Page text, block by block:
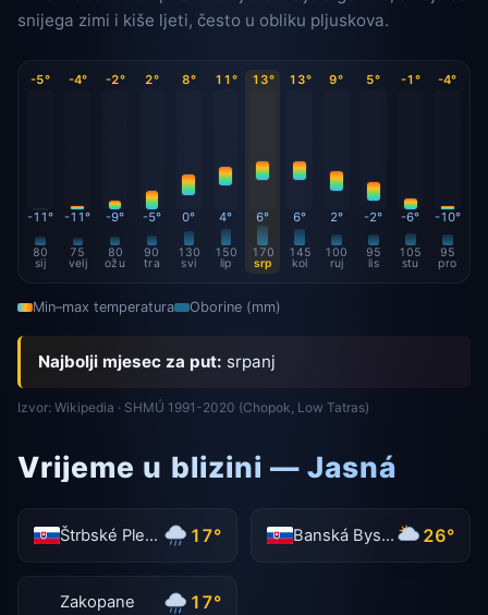
snijega zimi i kiše ljeti, često u obliku pljuskova.
-5°
-11°
80
sij
-4°
-11°
75
velj
-2°
-9°
80
ožu
2°
-5°
90
tra
8°
0°
130
svi
11°
4°
150
lip
13°
6°
170
srp
13°
6°
145
kol
9°
2°
100
ruj
5°
-2°
95
lis
-1°
-6°
105
stu
-4°
-10°
95
pro
Min–max temperatura Oborine (mm)
Najbolji mjesec za put: srpanj
Izvor: Wikipedia · SHMÚ 1991-2020 (Chopok, Low Tatras)
Vrijeme u blizini — Jasná
Štrbské Pleso 17° Banská Bystrica 26°
Zakopane 17°